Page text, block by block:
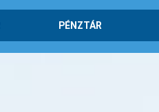
PÉNZTÁR